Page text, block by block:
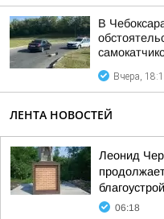
В
Вчера,
ЛЕНТА НОВОСТЕЙ
Леонид
06:18